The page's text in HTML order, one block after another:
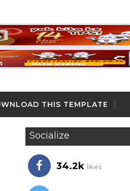
THIS TEMPLATE
Socialize
34.2k likes